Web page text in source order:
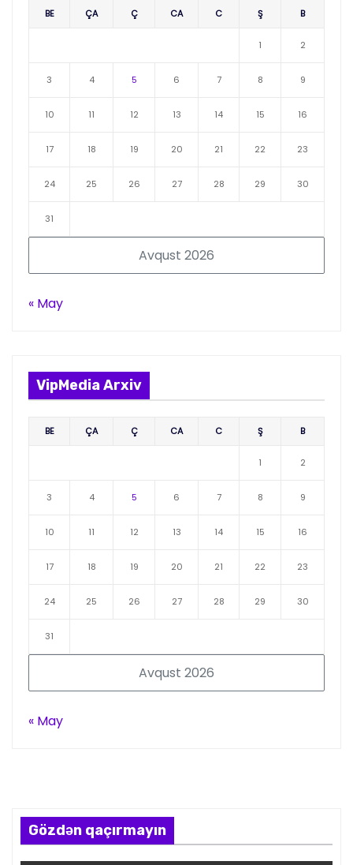
Avqust 2026
BE ÇA Ç CA C Ş B
1 2
3 4 5 6 7 8 9
10 11 12 13 14 15 16
17 18 19 20 21 22 23
24 25 26 27 28 29 30
31
« May
VipMedia Arxiv
Avqust 2026
BE ÇA Ç CA C Ş B
1 2
3 4 5 6 7 8 9
10 11 12 13 14 15 16
17 18 19 20 21 22 23
24 25 26 27 28 29 30
31
« May
Gözdən qaçırmayın